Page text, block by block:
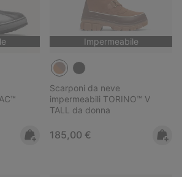
Impermeabile
Scarponi da neve
impermeabili TORINO™ V
TALL da donna
Regular price:
185,00 €